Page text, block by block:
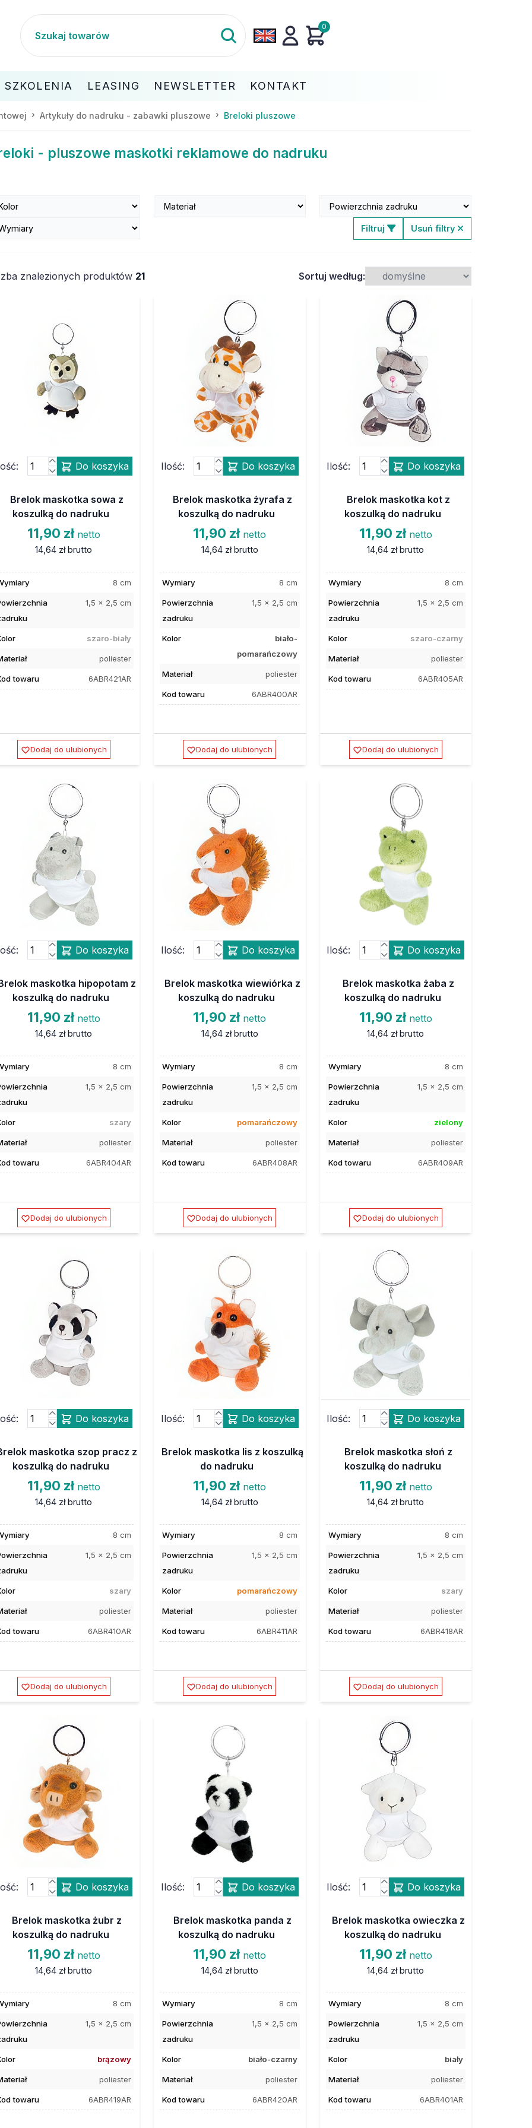
0
SZKOLENIA LEASING NEWSLETTER KONTAKT
Artykuły do nadruku - zabawki pluszowe Breloki pluszowe
- pluszowe maskotki reklamowe do nadruku
Filtruj Usuń filtry
znalezionych produktów 21 Sortuj według:
Do koszyka
Brelok maskotka sowa z
koszulką do nadruku
11,90 zł netto
14,64 zł brutto
8 cm
1,5 x 2,5 cm
szaro-biały
poliester
towaru 6ABR421AR
Dodaj do ulubionych
Ilość: Do koszyka
Brelok maskotka żyrafa z
koszulką do nadruku
11,90 zł netto
14,64 zł brutto
Wymiary 8 cm
Powierzchnia
zadruku
1,5 x 2,5 cm
Kolor
biało-
pomarańczowy
Materiał poliester
Kod towaru 6ABR400AR
Dodaj do ulubionych
Ilość: Do koszyka
Brelok maskotka kot z
koszulką do nadruku
11,90 zł netto
14,64 zł brutto
Wymiary 8 cm
Powierzchnia
zadruku
1,5 x 2,5 cm
Kolor szaro-czarny
Materiał poliester
Kod towaru 6ABR405AR
Dodaj do ulubionych
Do koszyka
maskotka hipopotam z
koszulką do nadruku
11,90 zł netto
14,64 zł brutto
8 cm
1,5 x 2,5 cm
szary
poliester
towaru 6ABR404AR
Dodaj do ulubionych
Ilość: Do koszyka
Brelok maskotka wiewiórka z
koszulką do nadruku
11,90 zł netto
14,64 zł brutto
Wymiary 8 cm
Powierzchnia
zadruku
1,5 x 2,5 cm
Kolor pomarańczowy
Materiał poliester
Kod towaru 6ABR408AR
Dodaj do ulubionych
Ilość: Do koszyka
Brelok maskotka żaba z
koszulką do nadruku
11,90 zł netto
14,64 zł brutto
Wymiary 8 cm
Powierzchnia
zadruku
1,5 x 2,5 cm
Kolor zielony
Materiał poliester
Kod towaru 6ABR409AR
Dodaj do ulubionych
Do koszyka
maskotka szop pracz z
koszulką do nadruku
11,90 zł netto
14,64 zł brutto
8 cm
1,5 x 2,5 cm
szary
poliester
towaru 6ABR410AR
Dodaj do ulubionych
Ilość: Do koszyka
Brelok maskotka lis z koszulką
do nadruku
11,90 zł netto
14,64 zł brutto
Wymiary 8 cm
Powierzchnia
zadruku
1,5 x 2,5 cm
Kolor pomarańczowy
Materiał poliester
Kod towaru 6ABR411AR
Dodaj do ulubionych
Ilość: Do koszyka
Brelok maskotka słoń z
koszulką do nadruku
11,90 zł netto
14,64 zł brutto
Wymiary 8 cm
Powierzchnia
zadruku
1,5 x 2,5 cm
Kolor szary
Materiał poliester
Kod towaru 6ABR418AR
Dodaj do ulubionych
Do koszyka
Brelok maskotka żubr z
koszulką do nadruku
11,90 zł netto
14,64 zł brutto
8 cm
1,5 x 2,5 cm
brązowy
poliester
towaru 6ABR419AR
Ilość: Do koszyka
Brelok maskotka panda z
koszulką do nadruku
11,90 zł netto
14,64 zł brutto
Wymiary 8 cm
Powierzchnia
zadruku
1,5 x 2,5 cm
Kolor biało-czarny
Materiał poliester
Kod towaru 6ABR420AR
Ilość: Do koszyka
Brelok maskotka owieczka z
koszulką do nadruku
11,90 zł netto
14,64 zł brutto
Wymiary 8 cm
Powierzchnia
zadruku
1,5 x 2,5 cm
Kolor biały
Materiał poliester
Kod towaru 6ABR401AR